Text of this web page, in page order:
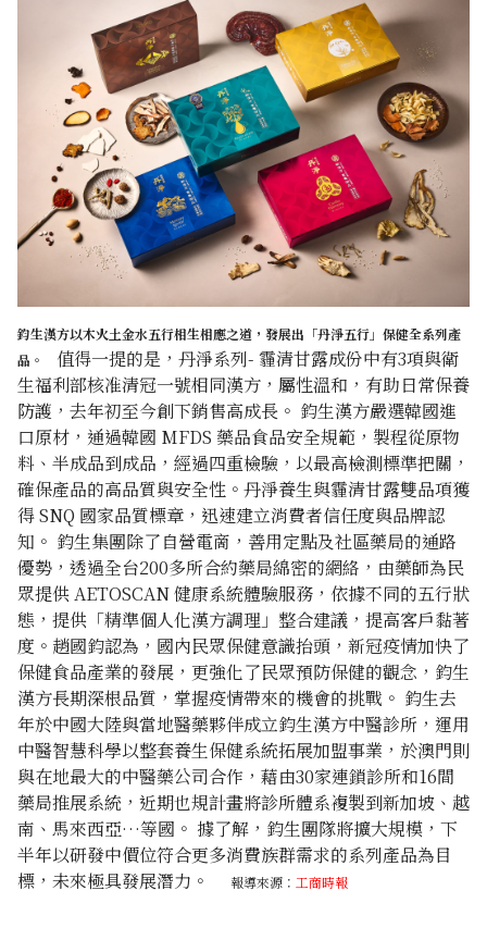
鈞生漢方以木火土金水五行相生相應之道，發展出「丹淨五行」保健全系列產
品。
值得一提的是，丹淨系列- 霾清甘露成份中有3項與衛
生福利部核准清冠一號相同漢方，屬性溫和，有助日常保養
防護，去年初至今創下銷售高成長。 鈞生漢方嚴選韓國進
口原材，通過韓國 MFDS 藥品食品安全規範，製程從原物
料、半成品到成品，經過四重檢驗，以最高檢測標準把關，
確保產品的高品質與安全性。丹淨養生與霾清甘露雙品項獲
得 SNQ 國家品質標章，迅速建立消費者信任度與品牌認
知。 鈞生集團除了自營電啇，善用定點及社區藥局的通路
優勢，透過全台200多所合約藥局綿密的網絡，由藥師為民
眾提供 AETOSCAN 健康系統體驗服務，依據不同的五行狀
態，提供「精準個人化漢方調理」整合建議，提高客戶黏著
度。趙國鈞認為，國內民眾保健意識抬頭，新冠疫情加快了
保健食品產業的發展，更強化了民眾預防保健的觀念，鈞生
漢方長期深根品質，掌握疫情帶來的機會的挑戰。 鈞生去
年於中國大陸與當地醫藥夥伴成立鈞生漢方中醫診所，運用
中醫智慧科學以整套養生保健系統拓展加盟事業，於澳門則
與在地最大的中醫藥公司合作，藉由30家連鎖診所和16間
藥局推展系統，近期也規計畫將診所體系複製到新加坡、越
南、馬來西亞…等國。 據了解，鈞生團隊將擴大規模，下
半年以研發中價位符合更多消費族群需求的系列產品為目
標，未來極具發展潛力。
報導來源： 工商時報